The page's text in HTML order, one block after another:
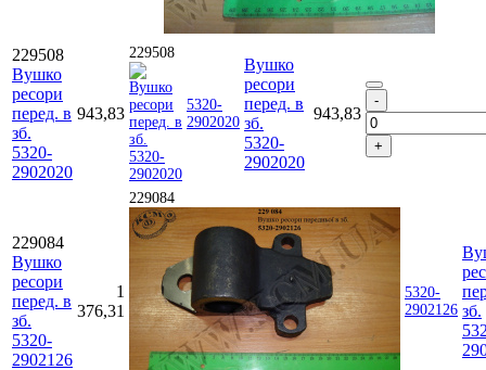
229508
Вушко
ресори
перед. в
зб.
5320-
2902020
943,83
229508
5320-
2902020
Вушко
ресори
перед. в
зб.
5320-
2902020
943,83
229084
Вушко
ресори
перед. в
зб.
5320-
2902126
1
376,31
229084
5320-
2902126 зб.